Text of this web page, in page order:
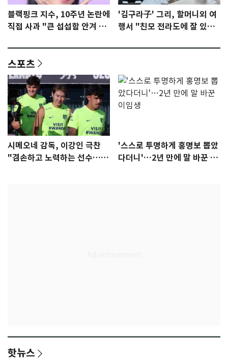
블랙핑크 지수, 10주년 논란에
직접 사과 "큰 섭섭함 안겨 미
'김구라子' 그리, 할머니외 여
행서 "친모 전라도에 잘 있
스포츠
시메오네 감독, 이강인 극찬
"겸손하고 노력하는 선수…좋
'스스로 투명하게 홍명보 뽑았
다더니'…2년 만에 말 바꾼 이
핫뉴스